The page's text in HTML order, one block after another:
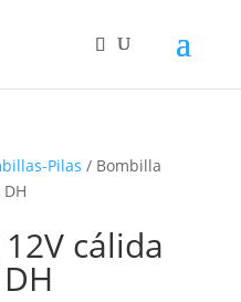
Pilas / Bombilla
cálida